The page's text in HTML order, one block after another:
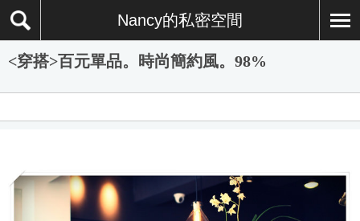
Nancy的私密空間
<穿搭>百元單品。時尚簡約風。98%